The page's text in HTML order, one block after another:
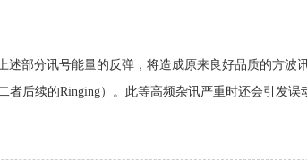
分讯号能量的反弹，将造成原来良好品质的方波
者后续的Ringing）。此等高频杂讯严重时还会引发